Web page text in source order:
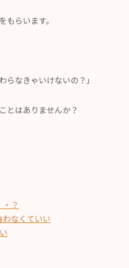
もらいます。
らなきゃいけないの？」
とはありませんか？
？
なくていい